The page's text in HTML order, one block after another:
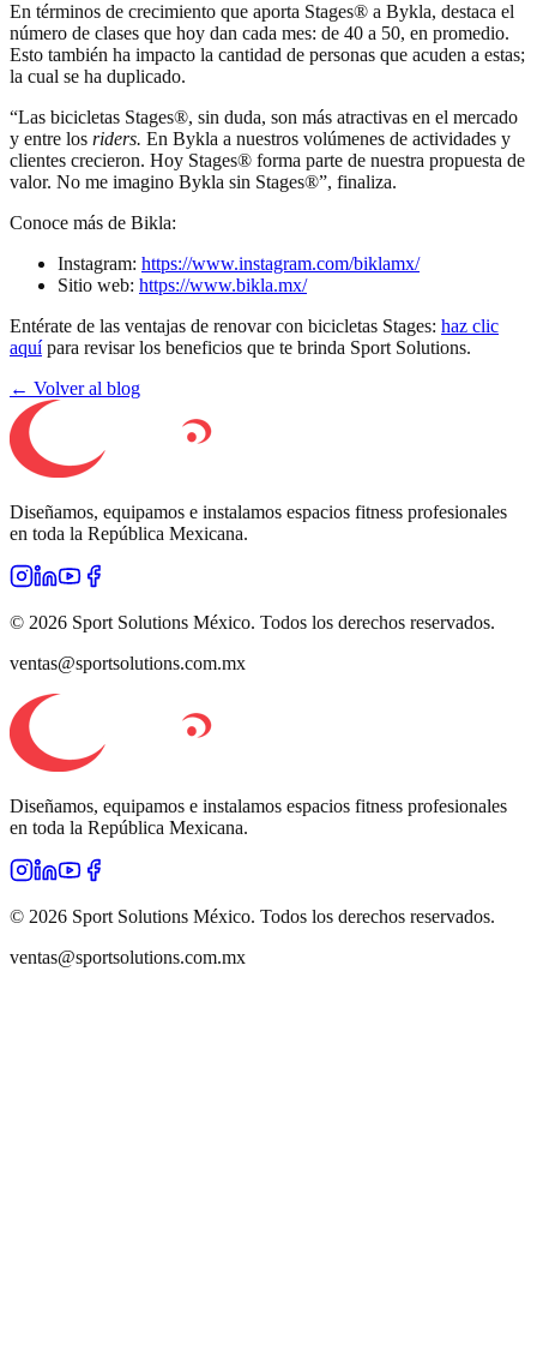
En términos de crecimiento que aporta Stages® a Bykla, destaca el
número de clases que hoy dan cada mes: de 40 a 50, en promedio.
Esto también ha impacto la cantidad de personas que acuden a estas;
la cual se ha duplicado.
“Las bicicletas Stages®, sin duda, son más atractivas en el mercado
y entre los riders. En Bykla a nuestros volúmenes de actividades y
clientes crecieron. Hoy Stages® forma parte de nuestra propuesta de
valor. No me imagino Bykla sin Stages®”, finaliza.
Conoce más de Bikla:
Instagram: https://www.instagram.com/biklamx/
Sitio web: https://www.bikla.mx/
Entérate de las ventajas de renovar con bicicletas Stages: haz clic
aquípara revisar los beneficios que te brinda Sport Solutions.
← Volver al blog
Diseñamos, equipamos e instalamos espacios fitness profesionales
en toda la República Mexicana.
© 2026 Sport Solutions México. Todos los derechos reservados.
ventas@sportsolutions.com.mx
Diseñamos, equipamos e instalamos espacios fitness profesionales
en toda la República Mexicana.
© 2026 Sport Solutions México. Todos los derechos reservados.
ventas@sportsolutions.com.mx